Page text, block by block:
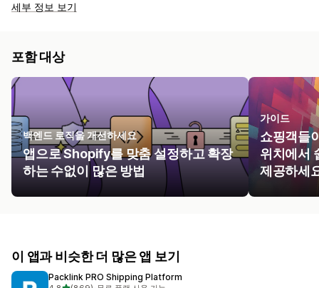
세부 정보 보기
포함 대상
백엔드 로직을 개선하세요
앱으로 Shopify를 맞춤 설정하고 확장
하는 수없이 많은 방법
가이드
쇼핑객들
위치에서
제공하세
이 앱과 비슷한 더 많은 앱 보기
Packlink PRO Shipping Platform